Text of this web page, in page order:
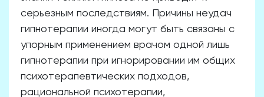
серьезным последствиям. Причины неудач
гипнотерапии иногда могут быть связаны с
упорным применением врачом одной лишь
гипнотерапии при игнорировании им общих
психотерапевтических подходов,
рациональной психотерапии,